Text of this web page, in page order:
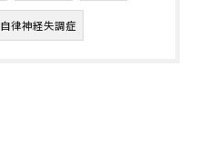
自律神経失調症